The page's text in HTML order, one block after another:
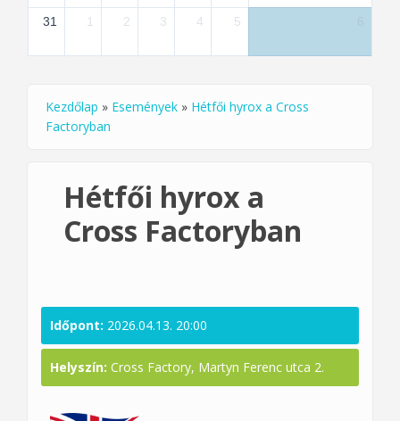
31 1 2 3 4 5
Jelenlegi hely
Kezdőlap » Események » Hétfői hyrox a Cross
Factoryban
Hétfői hyrox a
Cross Factoryban
Időpont: 2026.04.13. 20:00
Helyszín: Cross Factory, Martyn Ferenc utca 2.